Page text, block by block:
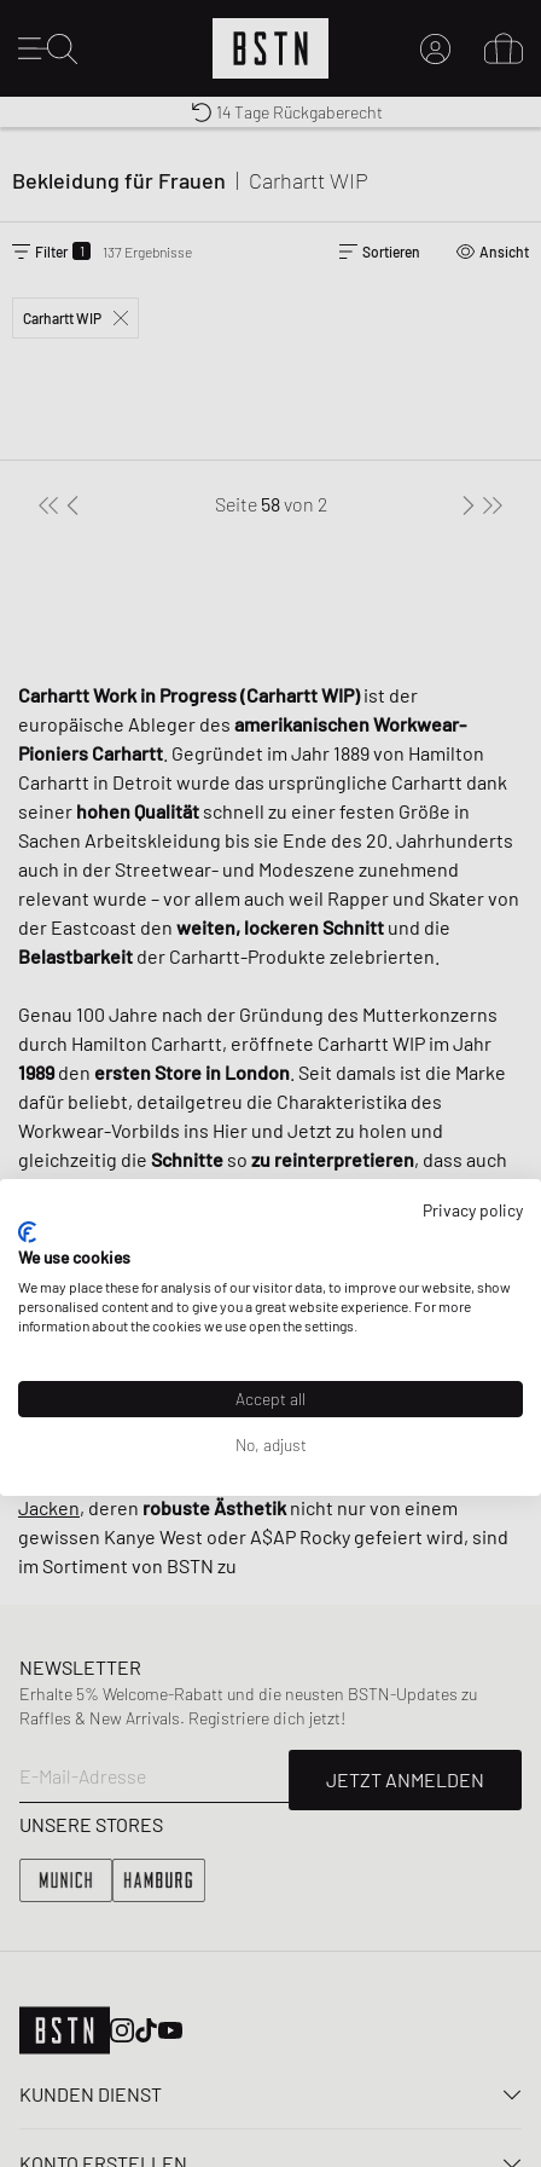
EINEN ACCOUNT ERSTELLEN
Kostenloser Versand nach DE ab € 70
Premium Sportswear
14 Tage Rückgaberecht
Bekleidung für Frauen | Carhartt WIP
Filter 1 137 Ergebnisse Sortieren Ansicht
Carhartt WIP
Seite 58von 2
Carhartt Work in Progress (Carhartt WIP)ist der
europäische Ableger des amerikanischen Workwear-
Pioniers Carhartt . Gegründet im Jahr 1889 von Hamilton
Carhartt in Detroit wurde das ursprüngliche Carhartt dank
seiner hohen Qualität schnell zu einer festen Größe in
Sachen Arbeitskleidung bis sie Ende des 20. Jahrhunderts
auch in der Streetwear- und Modeszene zunehmend
relevant wurde – vor allem auch weil Rapper und Skater von
der Eastcoast den weiten, lockeren Schnitt und die
Belastbarkeit der Carhartt-Produkte zelebrierten.
Genau 100 Jahre nach der Gründung des Mutterkonzerns
durch Hamilton Carhartt, eröffnete Carhartt WIP im Jahr
1989den ersten Store in London . Seit damals ist die Marke
dafür beliebt, detailgetreu die Charakteristika des
Workwear-Vorbilds ins Hier und Jetzt zu holen und
gleichzeitig die Schnitte so zu reinterpretieren, dass auch
Dank ihrer Robustheit, einer zeitlosen Farbpalette und
ausgewählten Kollaborationen
heutzutagenicht mehr aus der Streetwear-Szene
wegzudenken– vielleicht sogar noch mehr als in den 90ern,
Bei BSTN findest du alle Klassiker von Carhartt WIP: Von
TopsüberPullover
Jacken, deren robusteÄsthetik nicht nur von einem
gewissen Kanye West oder A$AP Rocky gefeiert wird, sind
im Sortiment von BSTN zu
NEWSLETTER
Erhalte 5% Welcome-Rabatt und die neusten BSTN-Updates zu
Raffles & New Arrivals. Registriere dich jetzt!
E-Mail-Adresse
JETZT ANMELDEN
UNSERE STORES
KUNDEN DIENST
Privacy policy
We use cookies
We may place these for analysis of our visitor data, to improve our website, show
personalised content and to give you a great website experience. For more
information about the cookies we use open the settings.
Accept all
No, adjust